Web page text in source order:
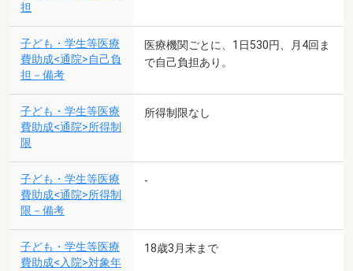
担
子ども・学生等医療
費助成<通院>自己負
担－備考
医療機関ごとに、1日530円、月4回ま
で自己負担あり。
子ども・学生等医療
費助成<通院>所得制
限
所得制限なし
子ども・学生等医療
費助成<通院>所得制
限－備考
-
子ども・学生等医療
費助成<入院>対象年
18歳3月末まで